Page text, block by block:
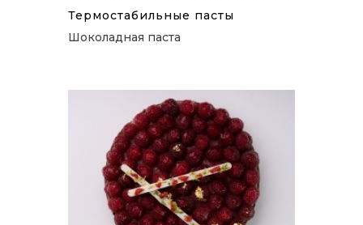
Термостабильные пасты
Шоколадная паста